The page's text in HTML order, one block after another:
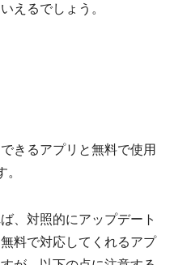
えるでしょう。
きるアプリと無料で使用
、対照的にアップデート
料で対応してくれるアプ